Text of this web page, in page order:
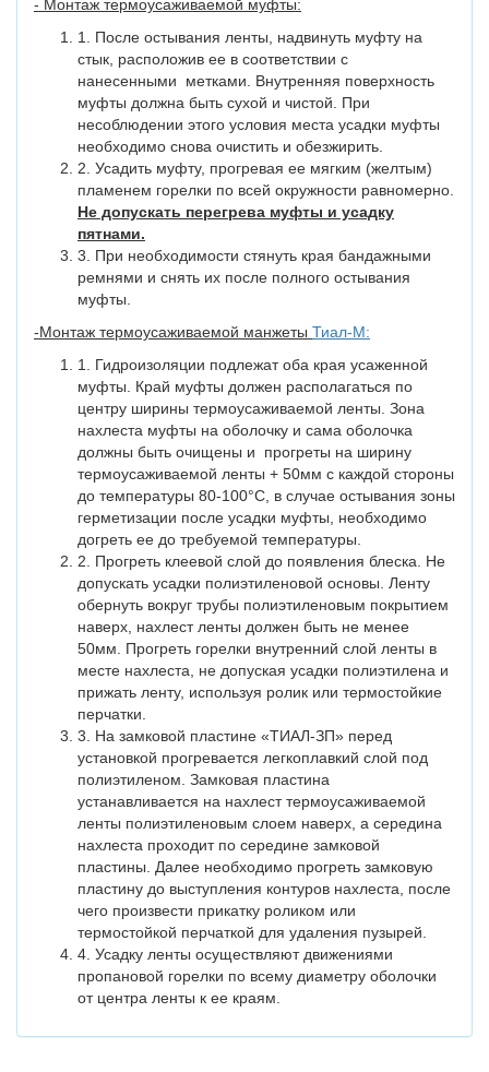
- Монтаж термоусаживаемой муфты:
1. После остывания ленты, надвинуть муфту на
стык, расположив ее в соответствии с
нанесенными метками. Внутренняя поверхность
муфты должна быть сухой и чистой. При
несоблюдении этого условия места усадки муфты
необходимо снова очистить и обезжирить.
2. Усадить муфту, прогревая ее мягким (желтым)
пламенем горелки по всей окружности равномерно.
Не допускать перегрева муфты и усадку
пятнами.
3. При необходимости стянуть края бандажными
ремнями и снять их после полного остывания
муфты.
-Монтаж термоусаживаемой манжеты Тиал-М:
1. Гидроизоляции подлежат оба края усаженной
муфты. Край муфты должен располагаться по
центру ширины термоусаживаемой ленты. Зона
нахлеста муфты на оболочку и сама оболочка
должны быть очищены и прогреты на ширину
термоусаживаемой ленты + 50мм с каждой стороны
до температуры 80-100°С, в случае остывания зоны
герметизации после усадки муфты, необходимо
догреть ее до требуемой температуры.
2. Прогреть клеевой слой до появления блеска. Не
допускать усадки полиэтиленовой основы. Ленту
обернуть вокруг трубы полиэтиленовым покрытием
наверх, нахлест ленты должен быть не менее
50мм. Прогреть горелки внутренний слой ленты в
месте нахлеста, не допуская усадки полиэтилена и
прижать ленту, используя ролик или термостойкие
перчатки.
3. На замковой пластине «ТИАЛ-ЗП» перед
установкой прогревается легкоплавкий слой под
полиэтиленом. Замковая пластина
устанавливается на нахлест термоусаживаемой
ленты полиэтиленовым слоем наверх, а середина
нахлеста проходит по середине замковой
пластины. Далее необходимо прогреть замковую
пластину до выступления контуров нахлеста, после
чего произвести прикатку роликом или
термостойкой перчаткой для удаления пузырей.
4. Усадку ленты осуществляют движениями
пропановой горелки по всему диаметру оболочки
от центра ленты к ее краям.